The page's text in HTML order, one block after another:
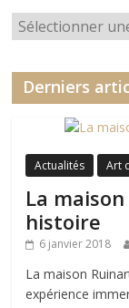
Catégories
Derniers
Actualités Art
La
histoire
6 janvier 2018
La maison
expérience